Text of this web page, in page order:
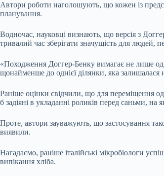
Автори роботи наголошують, що кожен із
планування.
Водночас, науковці визнають, що версія з
тривалий час зберігати значущість для
«Походження Доггер-Бенку вимагає не лише
щонайменше до однієї ділянки, яка
Раніше оцінки свідчили, що для переміщення
б задіяні в укладанні роликів перед саньми, на
Проте, автори зауважують, що застосування
виявили.
Нагадаємо, раніше італійські мікробіологи
випікання хліба.